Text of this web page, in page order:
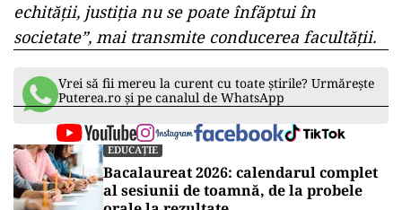
echităţii, justiţia nu se poate înfăptui în
societate”, mai transmite conducerea facultăţii.
Vrei să fii mereu la curent cu toate știrile? Urmărește
Puterea.ro și pe canalul de WhatsApp
EDUCAȚIE
Bacalaureat 2026: calendarul complet
al sesiunii de toamnă, de la probele